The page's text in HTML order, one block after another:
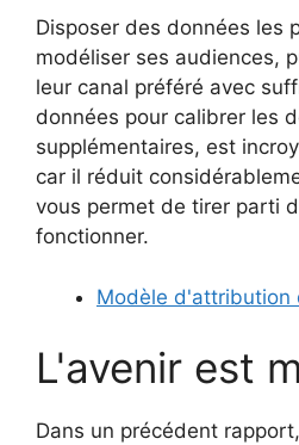
Disposer des données les
modéliser ses audiences,
leur canal préféré avec
données pour calibrer les
supplémentaires, est
car il réduit
vous permet de tirer parti
fonctionner.
Modèle d'attribution
L'avenir est
Dans un précédent